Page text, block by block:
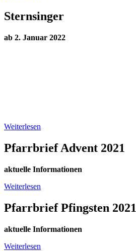
Sternsinger
ab 2. Januar 2022
Weiterlesen
Pfarrbrief Advent 2021
aktuelle Informationen
Weiterlesen
Pfarrbrief Pfingsten 2021
aktuelle Informationen
Weiterlesen